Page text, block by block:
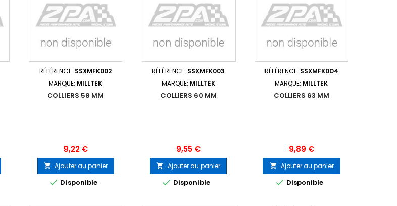
RÉFÉRENCE: SSXMFK002
MARQUE: MILLTEK
COLLIERS 58 MM
Prix
9,22 €
 Ajouter au panier
 Disponible
RÉFÉRENCE: SSXMFK003
MARQUE: MILLTEK
COLLIERS 60 MM
Prix
9,55 €
 Ajouter au panier
 Disponible
RÉFÉRENCE: SSXMFK004
MARQUE: MILLTEK
COLLIERS 63 MM
Prix
9,89 €
 Ajouter au panier
 Disponible